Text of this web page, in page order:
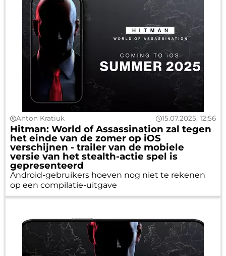
Anton Kratiuk 15.07.2025, 12:56
Hitman: World of Assassination zal tegen
het einde van de zomer op iOS
verschijnen - trailer van de mobiele
versie van het stealth-actie spel is
gepresenteerd
Android-gebruikers hoeven nog niet te rekenen
op een compilatie-uitgave